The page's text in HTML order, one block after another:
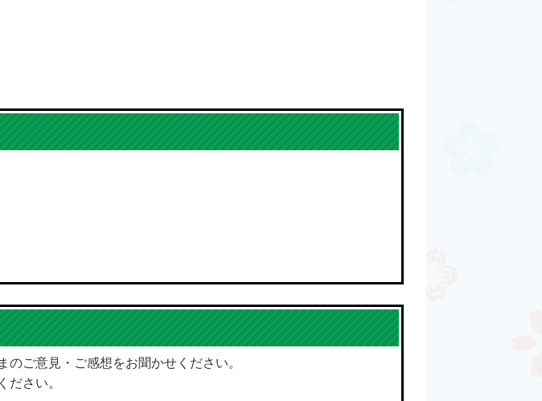
ご意見・ご感想をお聞かせください。
ださい。